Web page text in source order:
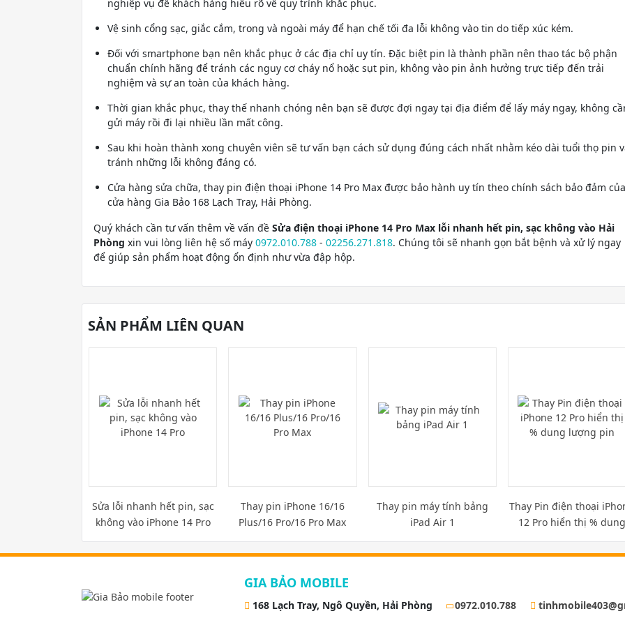
nghiệp vụ để khách hàng hiểu rõ về quy trình khắc phục.
Vệ sinh cổng sạc, giắc cắm, trong và ngoài máy để hạn chế tối đa lỗi không vào tin do tiếp xúc kém.
Đối với smartphone bạn nên khắc phục ở các địa chỉ uy tín. Đặc biệt pin là thành phần nên thao tác bộ phận
chuẩn chính hãng để tránh các nguy cơ cháy nổ hoặc sụt pin, không vào pin ảnh hưởng trực tiếp đến trải
nghiệm và sự an toàn của khách hàng.
Thời gian khắc phục, thay thế nhanh chóng nên bạn sẽ được đợi ngay tại địa điểm để lấy máy ngay, không
gửi máy rồi đi lại nhiều lần mất công.
Sau khi hoàn thành xong chuyên viên sẽ tư vấn bạn cách sử dụng đúng cách nhất nhằm kéo dài tuổi thọ pin
tránh những lỗi không đáng có.
Cửa hàng sửa chữa, thay pin điện thoại iPhone 14 Pro Max được bảo hành uy tín theo chính sách bảo đảm của
cửa hàng Gia Bảo 168 Lạch Tray, Hải Phòng.
Quý khách cần tư vấn thêm về vấn đề Sửa điện thoại iPhone 14 Pro Max lỗi nhanh hết pin, sạc không vào Hải
Phòng xin vui lòng liên hệ số máy 0972.010.788 - 02256.271.818. Chúng tôi sẽ nhanh gọn bắt bệnh và xử lý ngay
để giúp sản phẩm hoạt động ổn định như vừa đập hộp.
SẢN PHẨM LIÊN QUAN
Sửa lỗi nhanh hết pin, sạc
không vào iPhone 14 Pro
Thay pin iPhone 16/16
Plus/16 Pro/16 Pro Max
Thay pin máy tính bảng
iPad Air 1
Thay Pin điện thoại
12 Pro hiển thị % dung
lượng pin
GIA BẢO MOBILE
168 Lạch Tray, Ngô Quyền, Hải Phòng 0972.010.788